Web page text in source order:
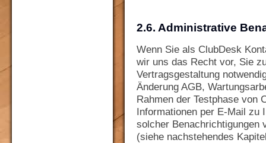
2.6. Administrative
Wenn Sie als ClubDesk
wir uns das Recht vor, Sie
Vertragsgestaltung
Änderung AGB,
Rahmen der Testphase von
Informationen per E-Mail zu
solcher Benachrichtigungen
(siehe nachstehendes